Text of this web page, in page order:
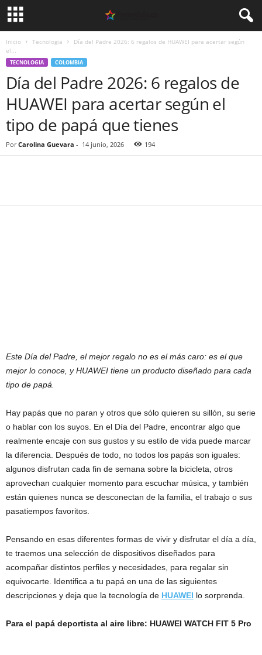
Inicio Tecnologia
Día del Padre 2026: 6 regalos de HUAWEI para acertar según
el...
TECNOLOGIA COLOMBIA
Día del Padre 2026: 6 regalos de
HUAWEI para acertar según el
tipo de papá que tienes
Por Carolina Guevara - 14 junio, 2026 194
Este Día del Padre, el mejor regalo no es el más caro: es el que
mejor lo conoce, y HUAWEI tiene un producto diseñado para cada
tipo de papá.
Hay papás que no paran y otros que sólo quieren su sillón, su serie
o hablar con los suyos. En el Día del Padre, encontrar algo que
realmente encaje con sus gustos y su estilo de vida puede marcar
la diferencia. Después de todo, no todos los papás son iguales:
algunos disfrutan cada fin de semana sobre la bicicleta, otros
aprovechan cualquier momento para escuchar música, y también
están quienes nunca se desconectan de la familia, el trabajo o sus
pasatiempos favoritos.
Pensando en esas diferentes formas de vivir y disfrutar el día a día,
te traemos una selección de dispositivos diseñados para
acompañar distintos perfiles y necesidades, para regalar sin
equivocarte. Identifica a tu papá en una de las siguientes
descripciones y deja que la tecnología de HUAWEI lo sorprenda.
Para el papá deportista al aire libre: HUAWEI WATCH FIT 5 Pro